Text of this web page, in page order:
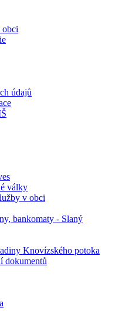
obci
údajů
války
v obci
bankomaty - Slaný
Knovízského potoka
dokumentů